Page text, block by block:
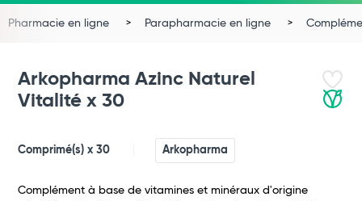
Pharmacie en ligne Parapharmacie en ligne
Arkopharma Azinc Naturel
Vitalité x 30
Comprimé(s) x 30 Arkopharma
Complément à base de vitamines et minéraux d'origine